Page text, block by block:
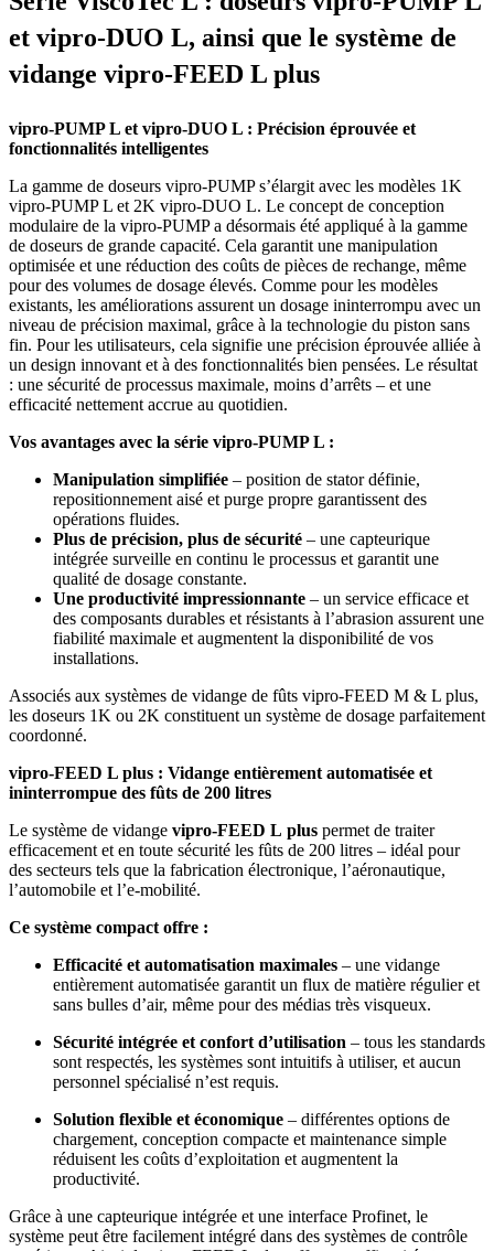
et vipro-DUO L, ainsi que le système de
vidange vipro-FEED L plus
vipro-PUMP L et vipro-DUO L : Précision éprouvée et
fonctionnalités intelligentes
La gamme de doseurs vipro-PUMP s’élargit avec les modèles 1K
vipro-PUMP L et 2K vipro-DUO L. Le concept de conception
modulaire de la vipro-PUMP a désormais été appliqué à la gamme
de doseurs de grande capacité. Cela garantit une manipulation
optimisée et une réduction des coûts de pièces de rechange, même
pour des volumes de dosage élevés. Comme pour les modèles
existants, les améliorations assurent un dosage ininterrompu avec un
niveau de précision maximal, grâce à la technologie du piston sans
fin. Pour les utilisateurs, cela signifie une précision éprouvée alliée à
un design innovant et à des fonctionnalités bien pensées. Le résultat
: une sécurité de processus maximale, moins d’arrêts – et une
efficacité nettement accrue au quotidien.
Vos avantages avec la série vipro-PUMP L :
Manipulation simplifiée – position de stator définie,
repositionnement aisé et purge propre garantissent des
opérations fluides.
Plus de précision, plus de sécurité – une capteurique
intégrée surveille en continu le processus et garantit une
qualité de dosage constante.
Une productivité impressionnante – un service efficace et
des composants durables et résistants à l’abrasion assurent une
fiabilité maximale et augmentent la disponibilité de vos
installations.
Associés aux systèmes de vidange de fûts vipro-FEED M & L plus,
les doseurs 1K ou 2K constituent un système de dosage parfaitement
coordonné.
vipro-FEED L plus : Vidange entièrement automatisée et
ininterrompue des fûts de 200 litres
Le système de vidange vipro-FEED L plus permet de traiter
efficacement et en toute sécurité les fûts de 200 litres – idéal pour
des secteurs tels que la fabrication électronique, l’aéronautique,
l’automobile et l’e-mobilité.
Ce système compact offre :
Efficacité et automatisation maximales – une vidange
entièrement automatisée garantit un flux de matière régulier et
sans bulles d’air, même pour des médias très visqueux.
Sécurité intégrée et confort d’utilisation – tous les standards
sont respectés, les systèmes sont intuitifs à utiliser, et aucun
personnel spécialisé n’est requis.
Solution flexible et économique – différentes options de
chargement, conception compacte et maintenance simple
réduisent les coûts d’exploitation et augmentent la
productivité.
Grâce à une capteurique intégrée et une interface Profinet, le
système peut être facilement intégré dans des systèmes de contrôle